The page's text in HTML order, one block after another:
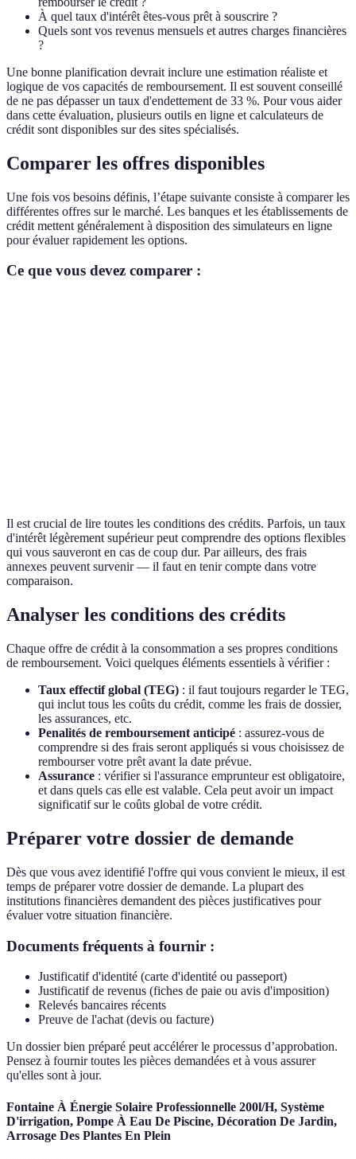
À quel taux d'intérêt êtes-vous prêt à souscrire ?
Quels sont vos revenus mensuels et autres charges financières
?
Une bonne planification devrait inclure une estimation réaliste et
logique de vos capacités de remboursement. Il est souvent conseillé
de ne pas dépasser un taux d'endettement de 33 %. Pour vous aider
dans cette évaluation, plusieurs outils en ligne et calculateurs de
crédit sont disponibles sur des sites spécialisés.
Comparer les offres disponibles
Une fois vos besoins définis, l’étape suivante consiste à comparer les
différentes offres sur le marché. Les banques et les établissements de
crédit mettent généralement à disposition des simulateurs en ligne
pour évaluer rapidement les options.
Ce que vous devez comparer :
Il est crucial de lire toutes les conditions des crédits. Parfois, un taux
d'intérêt légèrement supérieur peut comprendre des options flexibles
qui vous sauveront en cas de coup dur. Par ailleurs, des frais
annexes peuvent survenir — il faut en tenir compte dans votre
comparaison.
Analyser les conditions des crédits
Chaque offre de crédit à la consommation a ses propres conditions
de remboursement. Voici quelques éléments essentiels à vérifier :
Taux effectif global (TEG) : il faut toujours regarder le TEG,
qui inclut tous les coûts du crédit, comme les frais de dossier,
les assurances, etc.
Penalités de remboursement anticipé : assurez-vous de
comprendre si des frais seront appliqués si vous choisissez de
rembourser votre prêt avant la date prévue.
Assurance : vérifier si l'assurance emprunteur est obligatoire,
et dans quels cas elle est valable. Cela peut avoir un impact
significatif sur le coûts global de votre crédit.
Préparer votre dossier de demande
Dès que vous avez identifié l'offre qui vous convient le mieux, il est
temps de préparer votre dossier de demande. La plupart des
institutions financières demandent des pièces justificatives pour
évaluer votre situation financière.
Documents fréquents à fournir :
Justificatif d'identité (carte d'identité ou passeport)
Justificatif de revenus (fiches de paie ou avis d'imposition)
Relevés bancaires récents
Preuve de l'achat (devis ou facture)
Un dossier bien préparé peut accélérer le processus d’approbation.
Pensez à fournir toutes les pièces demandées et à vous assurer
qu'elles sont à jour.
Fontaine À Énergie Solaire Professionnelle 200l/H, Système
D'irrigation, Pompe À Eau De Piscine, Décoration De Jardin,
Arrosage Des Plantes En Plein